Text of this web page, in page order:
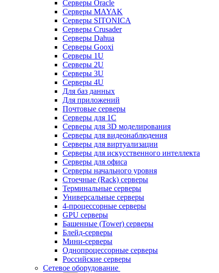
Серверы Oracle
Серверы MAYAK
Серверы SITONICA
Серверы Crusader
Серверы Dahua
Серверы Gooxi
Серверы 1U
Серверы 2U
Серверы 3U
Серверы 4U
Для баз данных
Для приложений
Почтовые серверы
Серверы для 1С
Серверы для 3D моделирования
Серверы для видеонаблюдения
Серверы для виртуализации
Серверы для искусственного интеллекта
Серверы для офиса
Серверы начального уровня
Стоечные (Rack) серверы
Терминальные серверы
Универсальные серверы
4-процессорные серверы
GPU серверы
Башенные (Tower) серверы
Блейд-серверы
Мини-серверы
Однопроцессорные серверы
Российские серверы
Сетевое оборудование